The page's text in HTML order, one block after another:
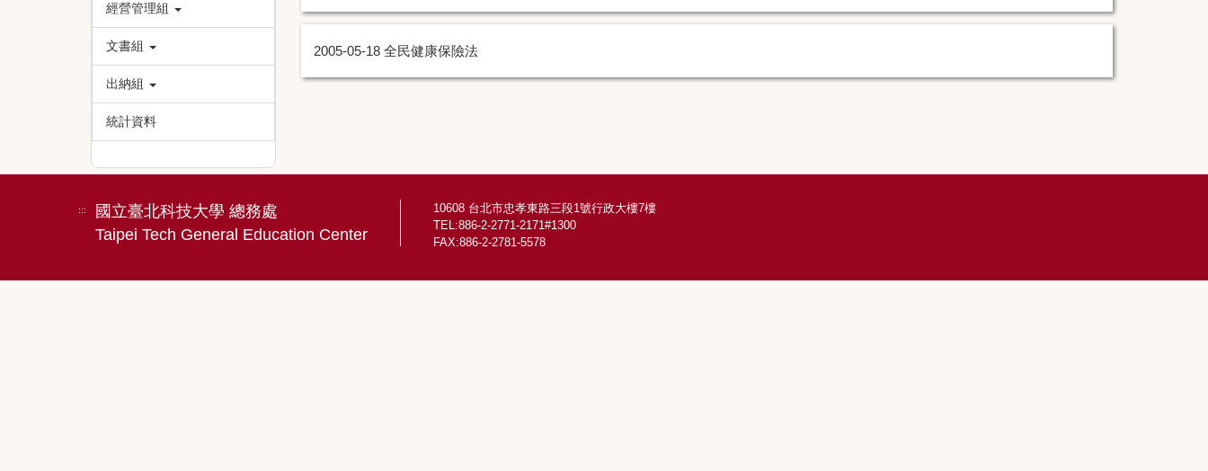
經營管理組
文書組
出納組
統計資料
2005-05-18 全民健康保險法
:::
國立臺北科技大學 總務處
Taipei Tech General Education Center
10608 台北市忠孝東路三段1號行政大樓7樓
TEL:886-2-2771-2171#1300
FAX:886-2-2781-5578